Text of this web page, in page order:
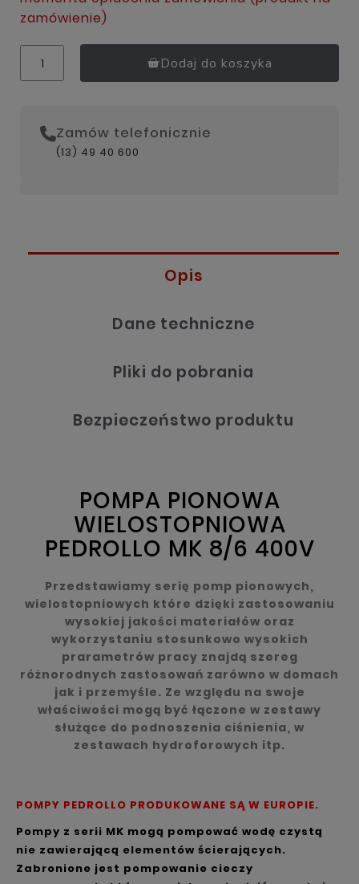
zamówienie)
Dodaj do koszyka
Zamów telefonicznie
(13) 49 40 600
Opis
Dane techniczne
Pliki do pobrania
Bezpieczeństwo produktu
POMPA PIONOWA
WIELOSTOPNIOWA
PEDROLLO MK 8/6 400V
Przedstawiamy serię pomp pionowych,
wielostopniowych które dzięki zastosowaniu
wysokiej jakości materiałów oraz
wykorzystaniu stosunkowo wysokich
prarametrów pracy znajdą szereg
różnorodnych zastosowań zarówno w domach
jak i przemyśle. Ze względu na swoje
właściwości mogą być łączone w zestawy
służące do podnoszenia ciśnienia, w
zestawach hydroforowych itp.
POMPY PEDROLLO PRODUKOWANE SĄ W EUROPIE.
Pompy z serii MK mogą pompować wodę czystą
nie zawierającą elementów ścierających.
Zabronione jest pompowanie cieczy